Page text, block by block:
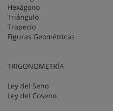
Hexágono
Triángulo
Trapecio
Figuras Geométricas
TRIGONOMETRÍA
Ley del Seno
Ley del Coseno